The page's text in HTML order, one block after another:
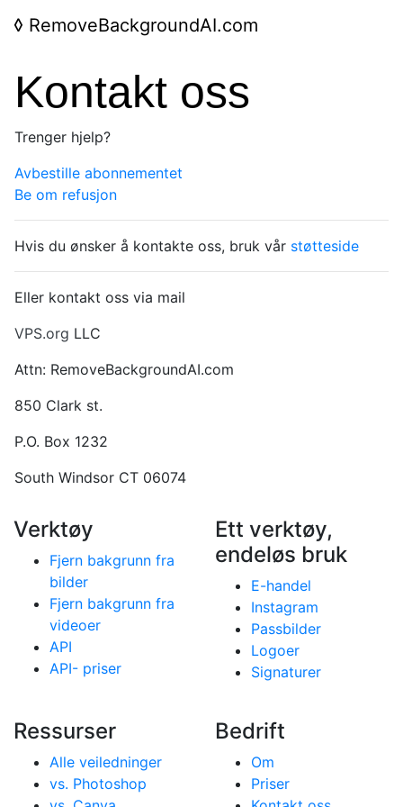
◊ RemoveBackgroundAI.com
Kontakt oss
Trenger hjelp?
Avbestille abonnementet
Be om refusjon
Hvis du ønsker å kontakte oss, bruk vår støtteside
Eller kontakt oss via mail
VPS.org LLC
Attn: RemoveBackgroundAI.com
850 Clark st.
P.O. Box 1232
South Windsor CT 06074
Verktøy
Fjern bakgrunn fra
bilder
Fjern bakgrunn fra
videoer
API
API- priser
Ett verktøy,
endeløs bruk
E-handel
Instagram
Passbilder
Logoer
Signaturer
Ressurser
Alle veiledninger
vs. Photoshop
Bedrift
Om
Priser